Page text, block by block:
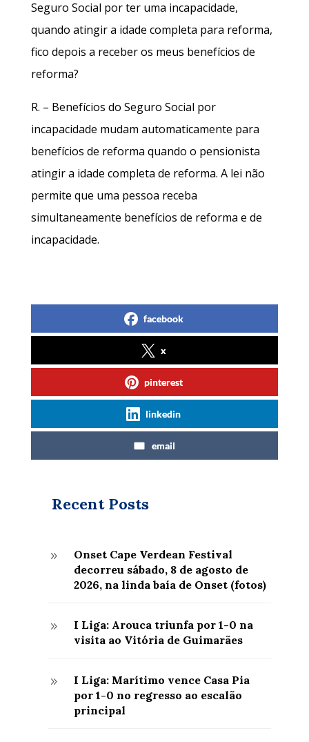
Seguro Social por ter uma incapacidade,
quando atingir a idade completa para reforma,
fico depois a receber os meus benefícios de
reforma?
R. – Benefícios do Seguro Social por
incapacidade mudam automaticamente para
benefícios de reforma quando o pensionista
atingir a idade completa de reforma. A lei não
permite que uma pessoa receba
simultaneamente benefícios de reforma e de
incapacidade.
facebook
x
pinterest
linkedin
email
Recent Posts
9
Onset Cape Verdean Festival
decorreu sábado, 8 de agosto de
2026, na linda baía de Onset (fotos)
9
I Liga: Arouca triunfa por 1-0 na
visita ao Vitória de Guimarães
9
I Liga: Marítimo vence Casa Pia
por 1-0 no regresso ao escalão
principal